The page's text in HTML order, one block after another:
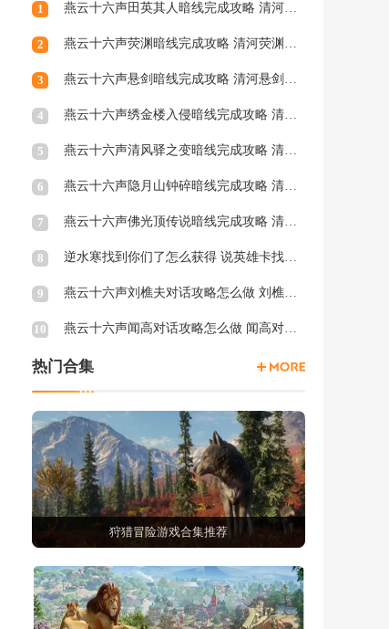
1 燕云十六声田英其人暗线完成攻略 清河田英其人暗涌怎么触发
2 燕云十六声荧渊暗线完成攻略 清河荧渊暗涌怎么触发
3 燕云十六声悬剑暗线完成攻略 清河悬剑暗涌怎么触发
4 燕云十六声绣金楼入侵暗线完成攻略 清河绣金楼入侵暗涌怎么触发
5 燕云十六声清风驿之变暗线完成攻略 清河清风驿之变暗涌怎么触发
6 燕云十六声隐月山钟碎暗线完成攻略 清河隐月山钟碎暗涌怎么触发
7 燕云十六声佛光顶传说暗线完成攻略 清河佛光顶传说暗涌怎么触发
8 逆水寒找到你们了怎么获得 说英雄卡找到你们了获得方法
9 燕云十六声刘樵夫对话攻略怎么做 刘樵夫对话结交攻略一览
10 燕云十六声闻高对话攻略怎么做 闻高对话结交攻略一览
热门合集
狩猎冒险游戏合集推荐